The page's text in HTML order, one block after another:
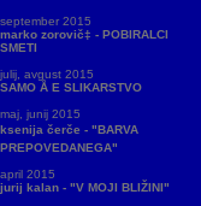
september 2015
marko zorovič‡ - POBIRALCI
SMETI
julij, avgust 2015
SAMO Å E SLIKARSTVO
maj, junij 2015
ksenija čerče - "BARVA
PREPOVEDANEGA"
april 2015
jurij kalan - "V MOJI BLIŽINI"